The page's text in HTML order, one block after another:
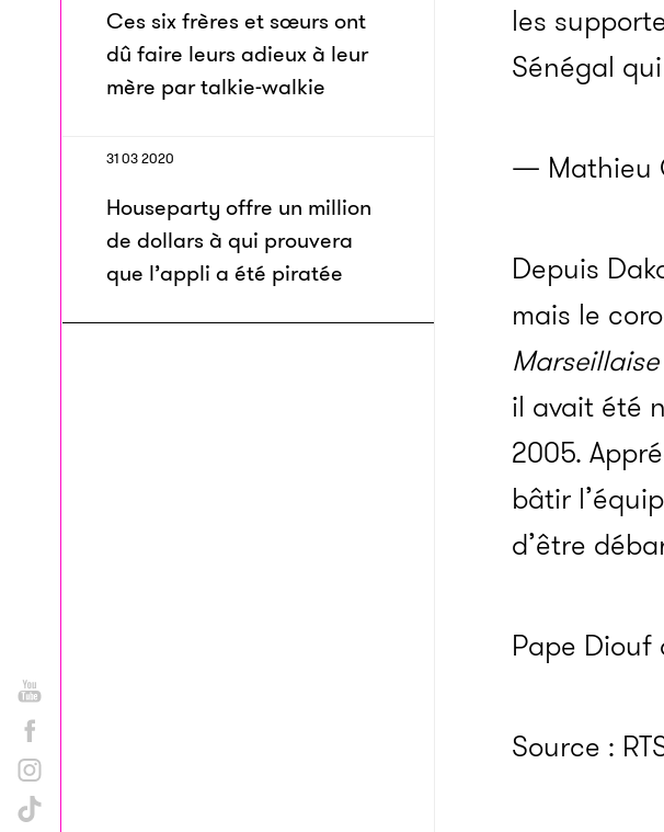
Ces six frères et sœurs ont
dû faire leurs adieux à leur
mère par talkie-walkie
31 03 2020
Houseparty offre un million
de dollars à qui prouvera
que l’appli a été piratée
les
Sénégal
— Mathieu
Depuis
mais le
Marseillaise
il avait été
2005.
bâtir
d’être
Pape Diouf
Source :